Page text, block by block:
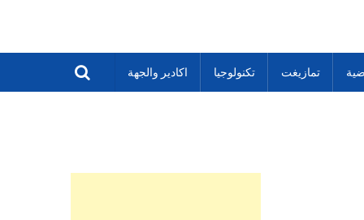
تمازيغت تكنولوجيا اكادير والجهة